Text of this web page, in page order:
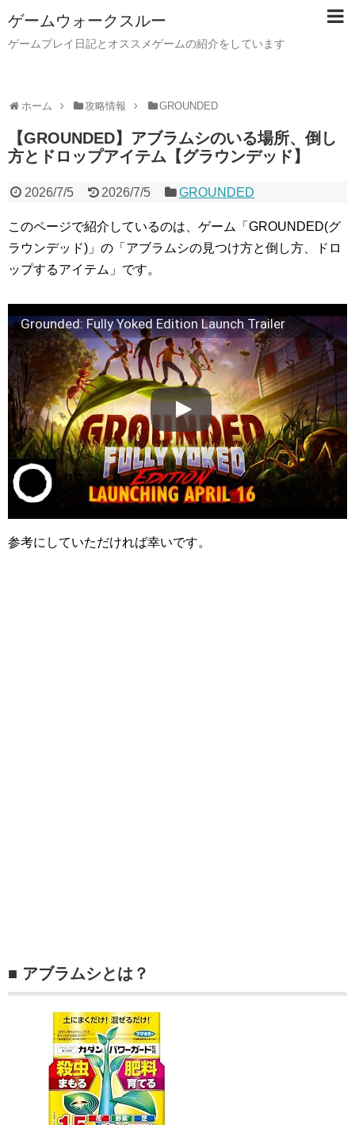
ゲームウォークスルー
ゲームプレイ日記とオススメゲームの紹介をしています
ホーム 攻略情報 GROUNDED
【GROUNDED】アブラムシのいる場所、倒し
方とドロップアイテム【グラウンデッド】
2026/7/5 2026/7/5 GROUNDED
このページで紹介しているのは、ゲーム「GROUNDED(グ
ラウンデッド)」の「アブラムシの見つけ方と倒し方、ドロ
ップするアイテム」です。
Grounded: Fully Yoked Edition Launch Trailer
参考にしていただければ幸いです。
■ アブラムシとは？